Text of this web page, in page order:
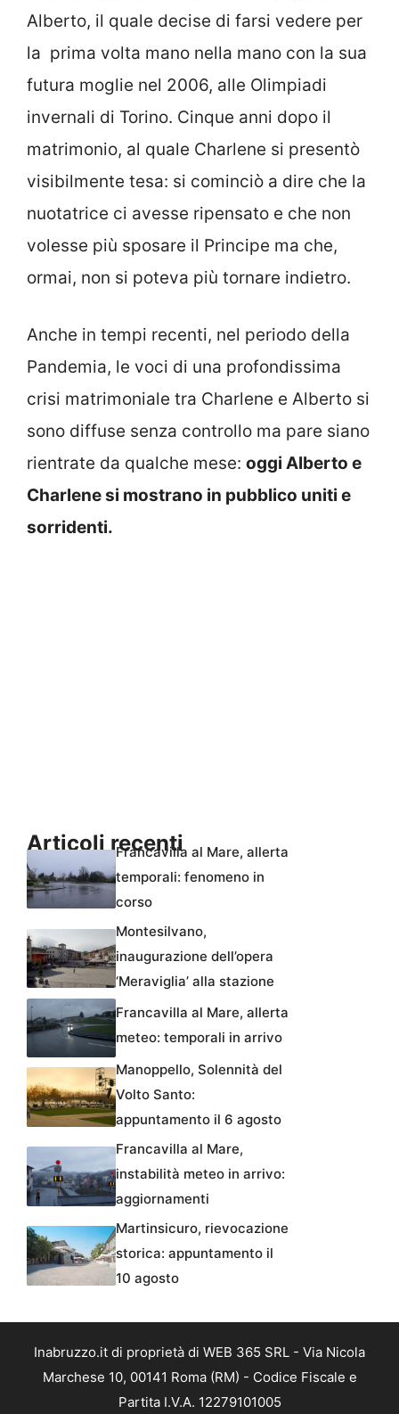
Alberto, il quale decise di farsi vedere per
la prima volta mano nella mano con la sua
futura moglie nel 2006, alle Olimpiadi
invernali di Torino. Cinque anni dopo il
matrimonio, al quale Charlene si presentò
visibilmente tesa: si cominciò a dire che la
nuotatrice ci avesse ripensato e che non
volesse più sposare il Principe ma che,
ormai, non si poteva più tornare indietro.
Anche in tempi recenti, nel periodo della
Pandemia, le voci di una profondissima
crisi matrimoniale tra Charlene e Alberto si
sono diffuse senza controllo ma pare siano
rientrate da qualche mese: oggi Alberto e
Charlene si mostrano in pubblico uniti e
sorridenti.
Articoli recentiFrancavilla al Mare, allerta
temporali: fenomeno in
corso
Montesilvano,
inaugurazione dell’opera
‘Meraviglia’ alla stazione
Francavilla al Mare, allerta
meteo: temporali in arrivo
Manoppello, Solennità del
Volto Santo:
appuntamento il 6 agosto
Francavilla al Mare,
instabilità meteo in arrivo:
aggiornamenti
Martinsicuro, rievocazione
storica: appuntamento il
10 agosto
Inabruzzo.it di proprietà di WEB 365 SRL - Via Nicola
Marchese 10, 00141 Roma (RM) - Codice Fiscale e
Partita I.V.A. 12279101005